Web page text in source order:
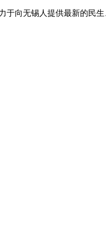
向无锡人提供最新的民